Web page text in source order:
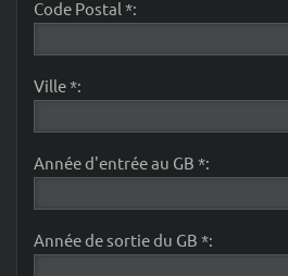
Code Postal *:
Ville *:
Année d'entrée au GB *:
Année de sortie du GB *: